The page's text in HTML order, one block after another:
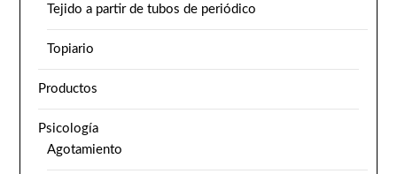
Tejido a partir de tubos de periódico
Topiario
Productos
Psicología
Agotamiento